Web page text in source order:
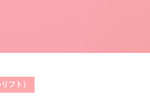
フト）